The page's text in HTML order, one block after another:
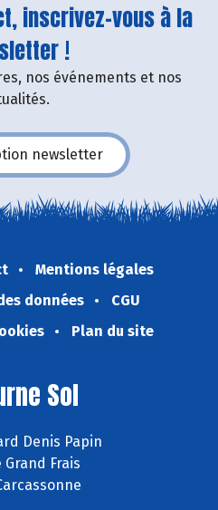
inscrivez-vous à la
!
nos événements et nos
newsletter
Mentions légales
données
CGU
Plan du site
Sol
Denis Papin
Grand Frais